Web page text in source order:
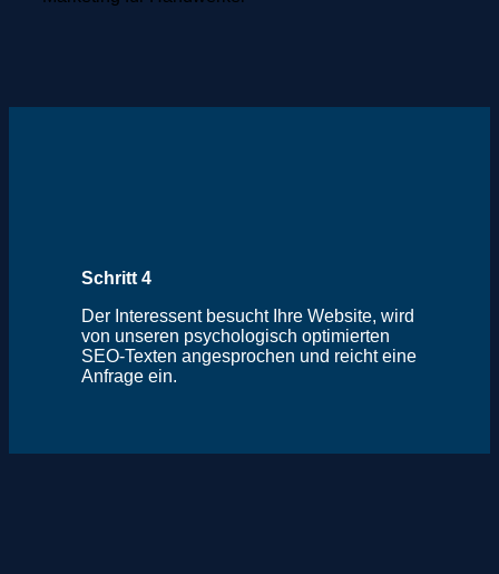
Schritt 4
Der Interessent besucht Ihre Website, wird
von unseren psychologisch optimierten
SEO-Texten angesprochen und reicht eine
Anfrage ein.